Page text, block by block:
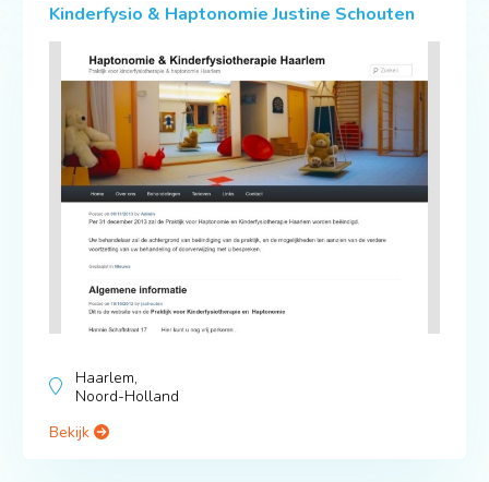
Kinderfysio & Haptonomie Justine Schouten
Haarlem,
Noord-Holland
Bekijk